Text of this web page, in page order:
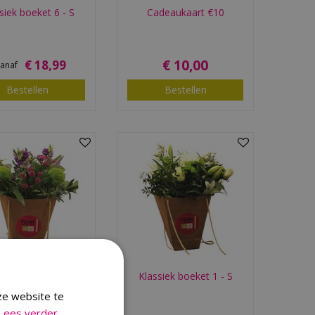
boeket 6 - S
€18,99
Bestellen
Cadeaukaart €10
€ 10,00
Bestellen
Klassiek boeket 1 - S
website te